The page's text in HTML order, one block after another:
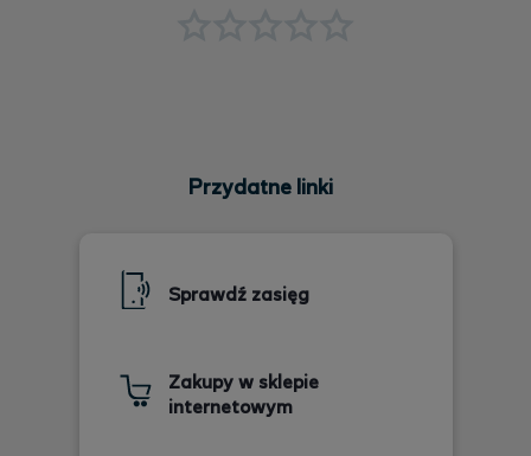
Przydatne linki
Sprawdź zasięg
Zakupy w sklepie
internetowym